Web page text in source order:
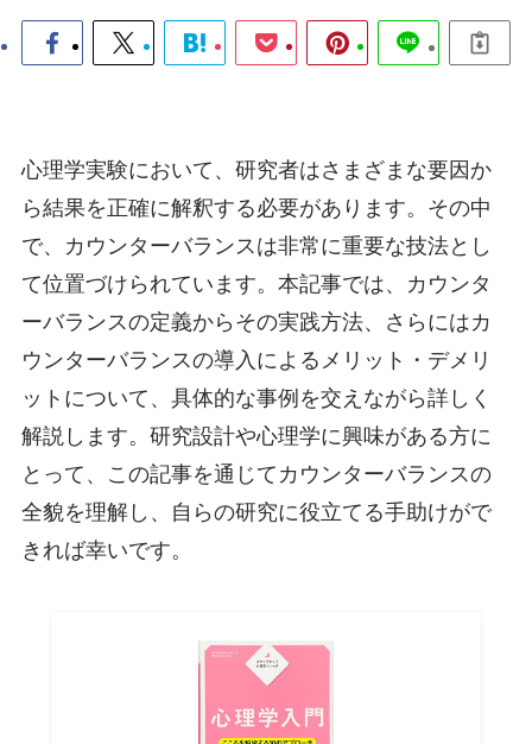
心理学実験において、研究者はさまざまな要因か
ら結果を正確に解釈する必要があります。その中
で、カウンターバランスは非常に重要な技法とし
て位置づけられています。本記事では、カウンタ
ーバランスの定義からその実践方法、さらにはカ
ウンターバランスの導入によるメリット・デメリ
ットについて、具体的な事例を交えながら詳しく
解説します。研究設計や心理学に興味がある方に
とって、この記事を通じてカウンターバランスの
全貌を理解し、自らの研究に役立てる手助けがで
きれば幸いです。